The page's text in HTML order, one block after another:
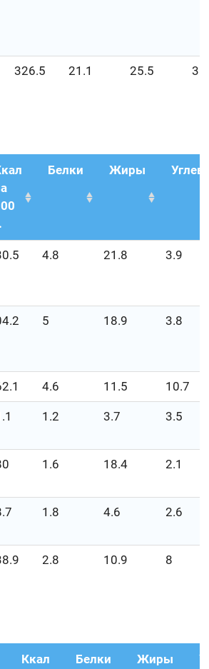
326.5 21.1 25.5 3.4
Белки Жиры
4.8 21.8 3.9
5 18.9 3.8
4.6 11.5 10.7
1.2 3.7 3.5
1.6 18.4 2.1
1.8 4.6 2.6
2.8 10.9 8
Ккал
Белки Жиры